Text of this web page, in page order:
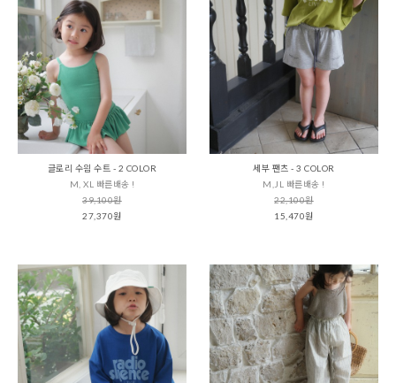
글로리 수읨 수트 - 2 COLOR
M, XL 빠른배송 !
39,100원
27,370원
세부 팬츠 - 3 COLOR
M,JL 빠른배송 !
22,100원
15,470원